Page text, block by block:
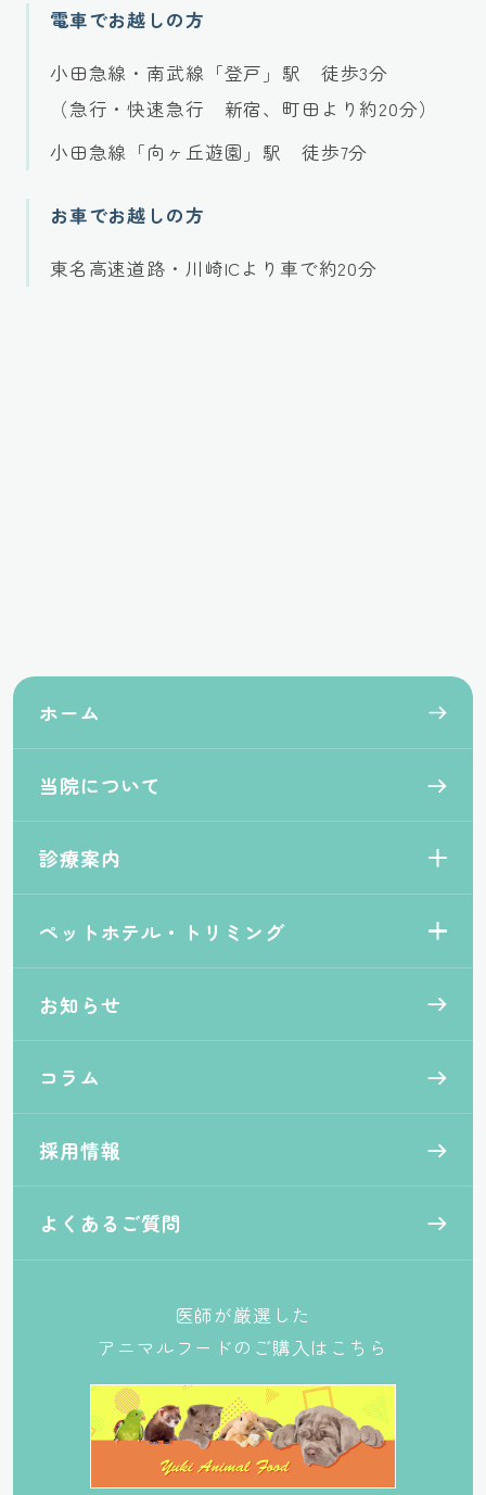
電車でお越しの方
小田急線・南武線「登戸」駅 徒歩3分
（急行・快速急行 新宿、町田より約20分）
小田急線「向ヶ丘遊園」駅 徒歩7分
お車でお越しの方
東名高速道路・川崎ICより車で約20分
ホーム
当院について
診療案内
ペットホテル・トリミング
お知らせ
コラム
採用情報
よくあるご質問
医師が厳選した
アニマルフードのご購入はこちら